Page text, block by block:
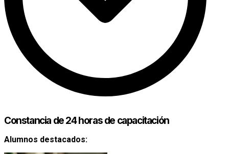
Constancia de 24 horas de capacitación
Alumnos destacados: